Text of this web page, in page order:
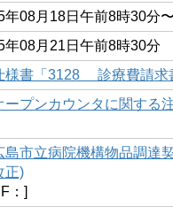
年08月18日午前8時30分
年08月21日午前8時30分
様書「3128 診療費請求
ープンカウンタに関する
島市立病院機構物品調達
正)
：]